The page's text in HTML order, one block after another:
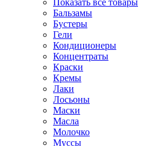
Показать все товары
Бальзамы
Бустеры
Гели
Кондиционеры
Концентраты
Краски
Кремы
Лаки
Лосьоны
Маски
Масла
Молочко
Муссы